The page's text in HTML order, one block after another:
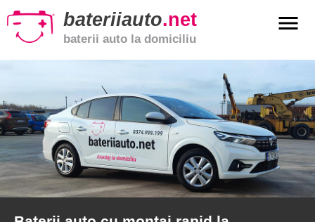
bateriiauto.net
baterii auto la domiciliu
menu
Baterii
moto
Baterii
de
camion